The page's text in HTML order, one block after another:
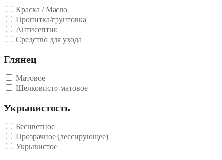
Краска / Масло
Пропитка/грунтовка
Антисептик
Средство для ухода
Глянец
Матовое
Шелковисто-матовое
Укрывистость
Бесцветное
Прозрачное (лессирующее)
Укрывистое